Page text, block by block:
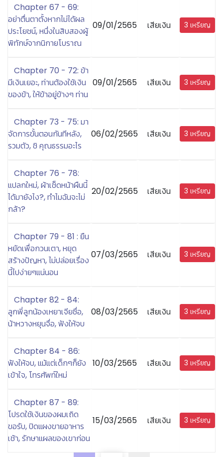
Chapter 67 - 69:
อย่าตื่นตาตั้งหากไม่ได้ผล
ประโยชน์, หนึ่งในสิบสองผู้
พิทักษ์จากนิกายโบราณ
09/01/2565 เสียเงิน 3 เหรียญ
Chapter 70 - 72: ข้า
มีเงินเยอะ, ท่านต้องใช้เงิน
ของข้า, ให้ข้าอยู่ข้างๆ ท่าน
09/01/2565 เสียเงิน 3 เหรียญ
Chapter 73 - 75: มา
จัดการขั้นตอนกันทีหลัง,
รวมตัว, ชิ คุณธรรมอะไร
06/02/2565 เสียเงิน 3 เหรียญ
Chapter 76 - 78:
แปลกใหม่, ผ้าเช็ดหน้าผืนนี้
ได้มายังไง?, ทำไมฉันจะไม่
กล้า?
20/02/2565 เสียเงิน 3 เหรียญ
Chapter 79 - 81 : ยืน
หยัดเพื่อกวนเตา, หยุด
สร้างปัญหา, ไม่ปล่อยเรื่อง
นี้ไปง่ายๆแน่นอน
07/03/2565 เสียเงิน 3 เหรียญ
Chapter 82 - 84:
ลูกพี่ลูกน้องเหยาเจียซื่อ,
น้าหวางหยุนจื่อ, ฟังให้จบ
08/03/2565 เสียเงิน 3 เหรียญ
Chapter 84 - 86:
ฟังให้จบ, แม้แต่เด็กๆก็ยัง
เข้าใจ, โทรศัพท์ใหม่
10/03/2565 เสียเงิน 3 เหรียญ
Chapter 87 - 89:
โปรดใช้เงินของผมเถิด
ขอรับ, ปิดแผงขายอาหาร
เช้า, รักษาแผลของเขาก่อน
15/03/2565 เสียเงิน 3 เหรียญ